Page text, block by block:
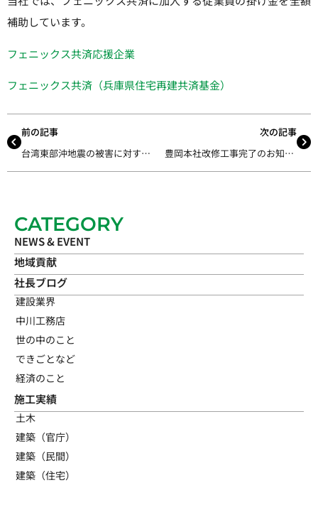
補助しています。
フェニックス共済応援企業
フェニックス共済（兵庫県住宅再建共済基金）
前の記事
台湾東部沖地震の被害に対する義援金について
次の記事
豊岡本社改修工事完了のお知らせ
CATEGORY
NEWS & EVENT
地域貢献
社長ブログ
建設業界
中川工務店
世の中のこと
できごとなど
経済のこと
施工実績
土木
建築（官庁）
建築（民間）
建築（住宅）